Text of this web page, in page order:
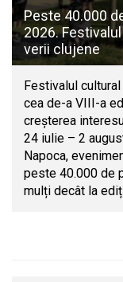
Peste 40.000
2026.
verii clujene
Festivalul
cea de-a VIII-a
creșterea
24 iulie – 2
Napoca,
peste 40.000 de
mulți decât la